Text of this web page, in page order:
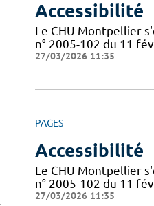
Accessibilité
Le CHU Montpellier
n° 2005-102 du 11
27/03/2026 11:35
PAGES
Accessibilité
Le CHU Montpellier
n° 2005-102 du 11
27/03/2026 11:35